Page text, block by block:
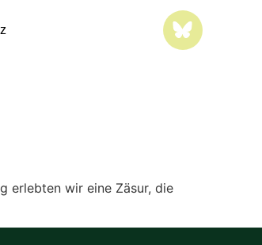
erlebten wir eine Zäsur, die